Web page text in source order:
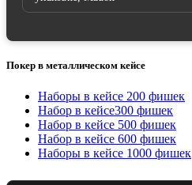
Покер в металлическом кейсе
Наборы в кейсе 200 фишек
Набор в кейсе300 фишек
Набор в кейсе 500 фишек
Набор в кейсе 600 фишек
Наборы в кейсе 1000 фишек